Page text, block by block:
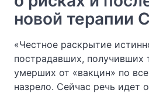
новой терапии
«Честное раскрытие
пострадавших,
умерших от «вакцин» по
назрело. Сейчас речь идет